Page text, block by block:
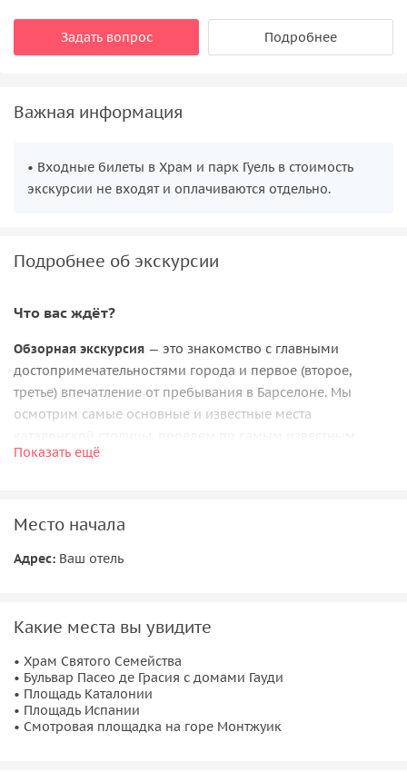
Задать вопрос Подробнее
Важная информация
• Входные билеты в Храм и парк Гуель в стоимость
экскурсии не входят и оплачиваются отдельно.
Подробнее об экскурсии
Что вас ждёт?
Обзорная экскурсия — это знакомство с главными
достопримечательностями города и первое (второе,
третье) впечатление от пребывания в Барселоне. Мы
осмотрим самые основные и известные места
улочкам, площадям, кварталам, посетим самые известные
страна Испания, и почему «‎какальщик» — это важный
Показать ещё
Место начала
Адрес: Ваш отель
Какие места вы увидите
• Храм Святого Семейства
• Бульвар Пасео де Грасия с домами Гауди
• Площадь Каталонии
• Площадь Испании
• Смотровая площадка на горе Монтжуик